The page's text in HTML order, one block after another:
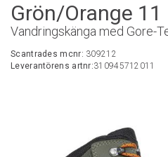
Grön/Orange 11
Vandringskänga med Gore-
Scantrades mcnr: 309212
Leverantörens artnr:310945712011